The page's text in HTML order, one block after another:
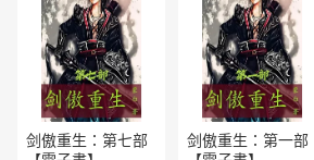
剑傲重生：第七部
剑傲重生：第一部